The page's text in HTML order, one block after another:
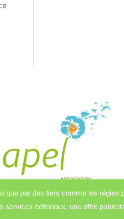
que par des tiers comme les régies
éditoriaux, une offre